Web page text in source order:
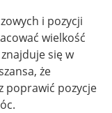
i pozycji
wielkość
się w
że
poprawić pozycje